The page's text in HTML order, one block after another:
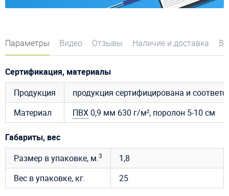
Параметры Видео Отзывы Наличие и доставка
Сертификация, материалы
Продукция
продукция сертифицирована и
Материал
ПВХ0,9 мм 630 г/м², поролон 5-10 см
Габариты, вес
Размер в упаковке, м.3
1,8
Вес в упаковке, кг.
25